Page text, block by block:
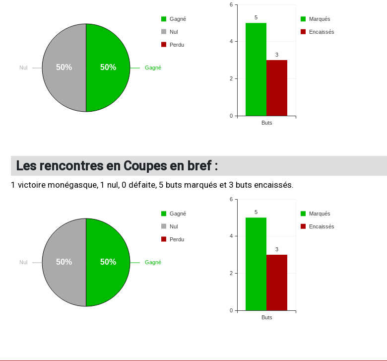
Les rencontres en Coupes en bref :
1 victoire monégasque, 1 nul, 0 défaite, 5 buts marqués et 3 buts encaissés.